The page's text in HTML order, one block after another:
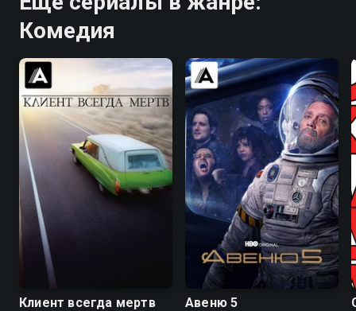
Комедия
7.9
Клиент всегда мертв
6.9 6.7
Авеню 5